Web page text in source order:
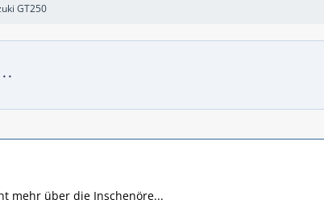
GT250
mehr über die Inschenöre...